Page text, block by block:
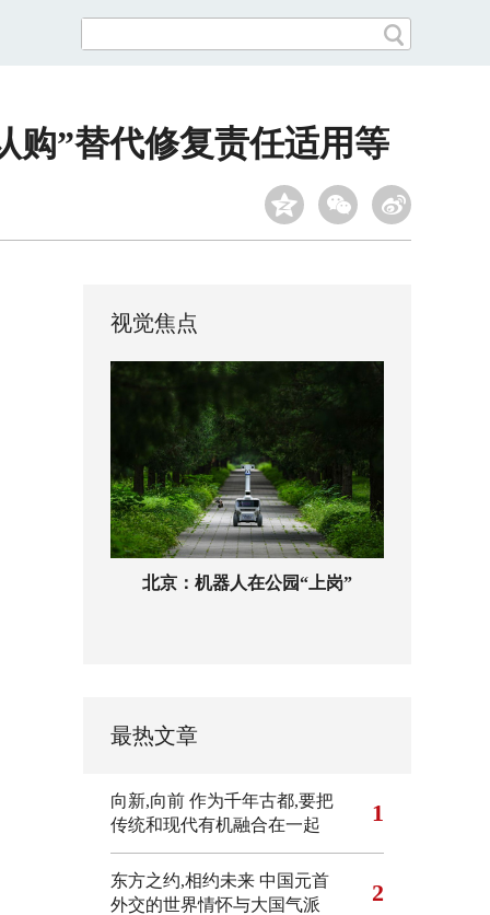
购”替代修复责任适用等
视觉焦点
北京：机器人在公园“上岗”
最热文章
向新,向前 作为千年古都,要把
传统和现代有机融合在一起
1
东方之约,相约未来 中国元首
外交的世界情怀与大国气派
2